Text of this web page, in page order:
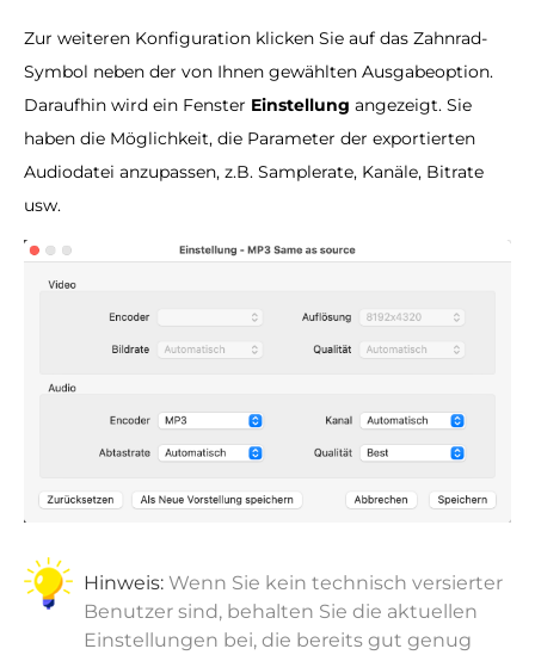
Zur weiteren Konfiguration klicken Sie auf das Zahnrad-
Symbol neben der von Ihnen gewählten Ausgabeoption.
Daraufhin wird ein Fenster Einstellung angezeigt. Sie
haben die Möglichkeit, die Parameter der exportierten
Audiodatei anzupassen, z.B. Samplerate, Kanäle, Bitrate
usw.
Hinweis: Wenn Sie kein technisch versierter
Benutzer sind, behalten Sie die aktuellen
Einstellungen bei, die bereits gut genug